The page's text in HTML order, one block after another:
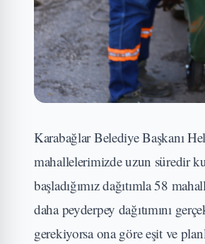
Karabağlar Belediye Başkanı
mahallelerimizde uzun süredir
başladığımız dağıtımla 58
daha peyderpey dağıtımını
gerekiyorsa ona göre eşit ve